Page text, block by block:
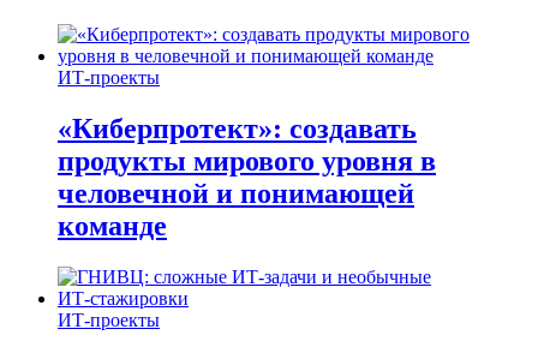
ИТ-проекты
«Киберпротект»: создавать
продукты мирового уровня в
человечной и понимающей
команде
ИТ-проекты